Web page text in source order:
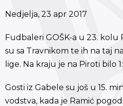
Nedjelja, 23 apr 2017
Fudbaleri GOŠK-a u 23. kolu
su sa Travnikom te ih na taj
lige. Na kraju je na Piroti bilo
Gosti iz Gabele su još u 15.
vodstva, kada je Ramić